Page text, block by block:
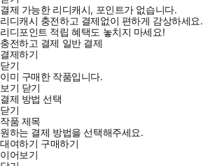
결제 가능한 리디캐시, 포인트가 없습니다.
리디캐시 충전하고 결제없이 편하게 감상하세요.
리디포인트 적립 혜택도 놓치지 마세요!
충전하고 결제 일반 결제
결제하기
닫기
이미 구매한 작품입니다.
보기 닫기
결제 방법 선택
닫기
작품 제목
원하는 결제 방법을 선택해주세요.
대여하기 구매하기
이어보기